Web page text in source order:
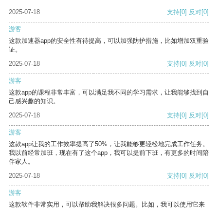
2025-07-18 支持[0] 反对[0]
游客
这款加速器app的安全性有待提高，可以加强防护措施，比如增加双重验
证。
2025-07-18
支持[0] 反对[0]
游客
这款app的课程非常丰富，可以满足我不同的学习需求，让我能够找到自
己感兴趣的知识。
2025-07-18
支持[0] 反对[0]
游客
这款app让我的工作效率提高了50%，让我能够更轻松地完成工作任务。
我以前经常加班，现在有了这个app，我可以提前下班，有更多的时间陪
伴家人。
2025-07-18
支持[0] 反对[0]
游客
这款软件非常实用，可以帮助我解决很多问题。比如，我可以使用它来